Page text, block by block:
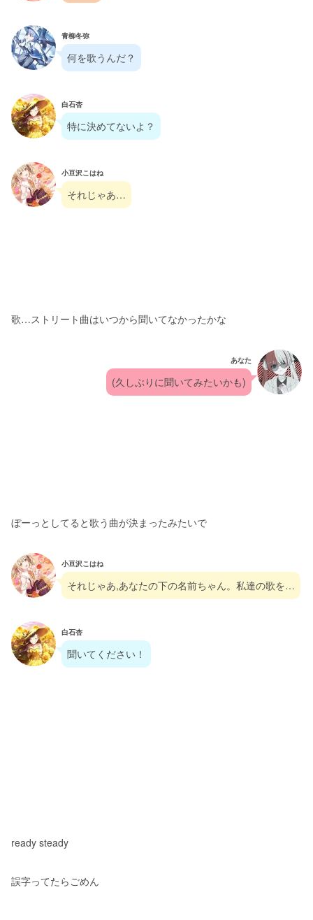
青柳冬弥
何を歌うんだ？
白石杏
特に決めてないよ？
小豆沢こはね
それじゃあ…
歌…ストリート曲はいつから聞いてなかったかな
あなた
(久しぶりに聞いてみたいかも)
ぼーっとしてると歌う曲が決まったみたいで
小豆沢こはね
それじゃあ,あなたの下の名前ちゃん。私達の歌を…
白石杏
聞いてください！
ready steady
誤字ってたらごめん